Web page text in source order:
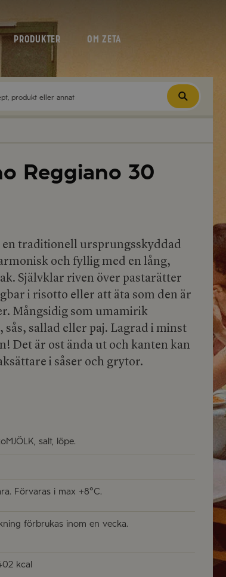
PRODUKTER OM ZETA
Reggiano 30
en traditionell ursprungsskyddad
och fyllig med en lång,
Självklar riven över pastarätter
i risotto eller att äta som den är
Mångsidig som umamirik
sås, sallad eller paj. Lagrad i minst
Det är ost ända ut och kanten kan
i såser och grytor.
salt, löpe.
Förvaras i max +8°C.
förbrukas inom en vecka.
kcal